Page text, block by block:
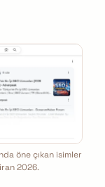
öne çıkan isimler
2026.